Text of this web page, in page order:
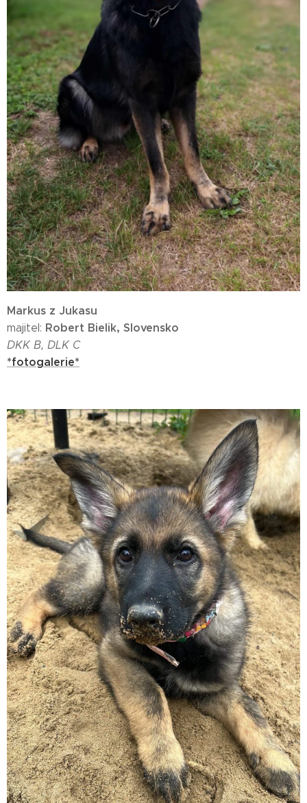
Markus z Jukasu
majitel: Robert Bielik, Slovensko
DKK B, DLK C
*fotogalerie*